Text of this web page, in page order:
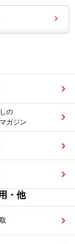
の
ガジン
・他